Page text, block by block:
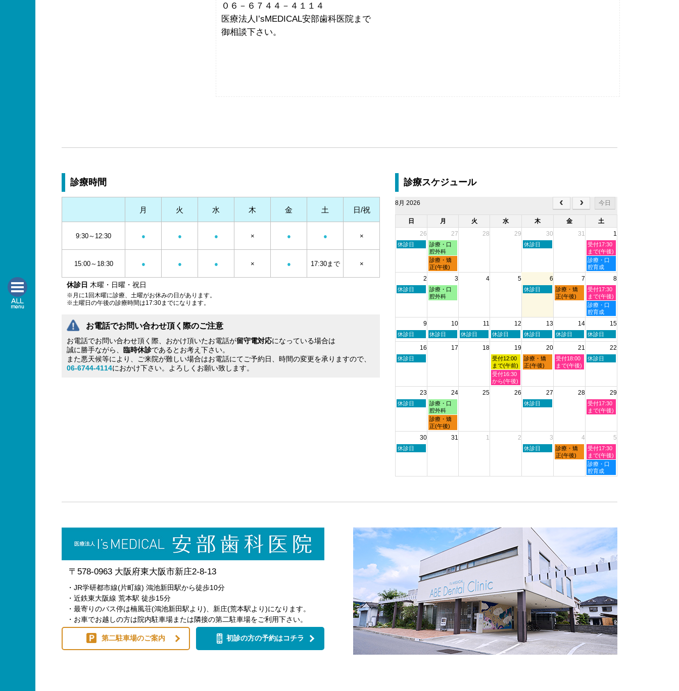
０６－６７４４－４１１４
医療法人I’sMEDICAL安部歯科医院まで
御相談下さい。
診療時間
休診日 木曜・日曜・祝日
※月に1回木曜に診療、土曜がお休みの日があります。
※土曜日の午後の診療時間は17:30までになります。
月 火 水 木 金 土 日/祝
9:30～12:30 ● ● ● × ● ● ×
15:00～18:30 ● ● ● × ● 17:30まで ×
お電話でお問い合わせ頂く際のご注意
お電話でお問い合わせ頂く際、おかけ頂いたお電話が留守電対応になっている場合は
誠に勝手ながら、 臨時休診であるとお考え下さい。
また悪天候等により、ご来院が難しい場合はお電話にてご予約日、時間の変更を承りますので、
06-6744-4114におかけ下さい。よろしくお願い致します。
診療スケジュール
8月 2026 今日
日 月 火 水 木 金
土
26
27 28 29 30 31 1
日
月
2026
休診日
月
曜
日,
7
月
2026
診療・口
腔外科
木
月
2026
休診日
土
曜
日,
8
月
2026
受付17:30
まで(午後)
月
曜
日,
月
27th
2026
診療・矯
正(午後)
土
曜
日,
月
1st
2026
診療・口
腔育成
2 3 4 5 6 7 8
日
月
2026
休診日
月
曜
月
2026
診療・口
腔外科
木
月
2026
休診日
金
曜
月
2026
診療・矯
正(午後)
土
曜
日,
8
月
2026
受付17:30
まで(午後)
土
曜
日,
月
8th
診療・口
腔育成
9 10 11 12 13 14 15
日
曜
8
月
休診日
月
曜
休診日
火
曜
休診日
水
曜
8
月
12th
2026
休診日
木
曜
8
月
13th
休診日
金
曜
8
月
14th
休診日
土
曜
8
月
休診日
16 17 18 19 20 21 22
日
月
2026
休診日
水
曜
日,
8
月
受付12:00
まで(午前)
木
曜
月
2026
診療・矯
正(午後)
金
曜
月
受付18:00
まで(午後)
土
月
2026
休診日
水
曜
日,
受付16:30
から(午後)
23 24 25 26 27 28 29
日
月
2026
休診日
月
曜
日,
8
月
診療・口
腔外科
木
月
2026
休診日
土
曜
月
2026
受付17:30
まで(午後)
月
曜
日,
診療・矯
正(午後)
30 31 1 2 3 4 5
日
月
休診日
木
月
休診日
金
曜
月
診療・矯
正(午後)
土
曜
日,
9
月
受付17:30
まで(午後)
土
曜
日,
診療・口
腔育成
〒578-0963 大阪府東大阪市新庄2-8-13
・JR学研都市線(片町線) 鴻池新田駅から徒歩10分
・近鉄東大阪線 荒本駅 徒歩15分
・最寄りのバス停は楠風荘(鴻池新田駅より)、新庄(荒本駅より)になります。
・お車でお越しの方は院内駐車場または隣接の第二駐車場をご利用下さい。
第二駐車場のご案内 初診の方の予約はコチラ